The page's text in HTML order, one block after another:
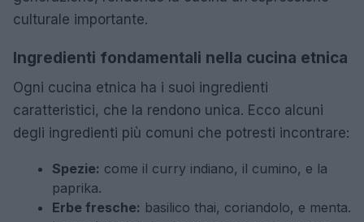
culturale importante.
Ingredienti fondamentali nella cucina etnica
Ogni cucina etnica ha i suoi ingredienti
caratteristici, che la rendono unica. Ecco alcuni
degli ingredienti più comuni che potresti incontrare:
Spezie: come il curry indiano, il cumino, e la
paprika.
Erbe fresche: basilico thai, coriandolo, e menta.